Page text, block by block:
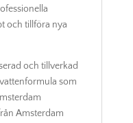
och tillföra nya
och tillverkad
som
Amsterdam